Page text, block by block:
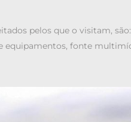
pelos que o visitam, são:
fonte